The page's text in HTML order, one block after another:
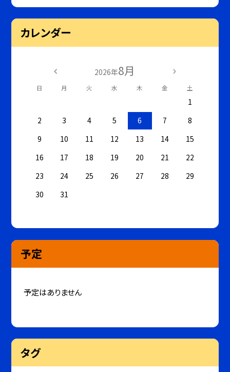
カレンダー
2026年8月
日 月 火 水 木 金 土
1
2
3 4 5 6 7
8
9
10 11 12 13 14
15
16
17 18 19 20 21
22
23
24 25 26 27 28
29
30
31
予定
予定はありません
タグ